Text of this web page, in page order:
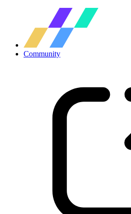
Community